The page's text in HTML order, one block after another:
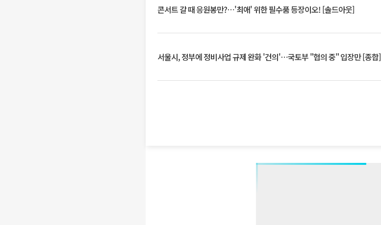
콘서트 갈 때 응원봉만?⋯'최애' 위한 필수품 등장이오! [솔드아웃]
서울시, 정부에 정비사업 규제 완화 '건의'⋯국토부 "협의 중" 입장만 [종합]